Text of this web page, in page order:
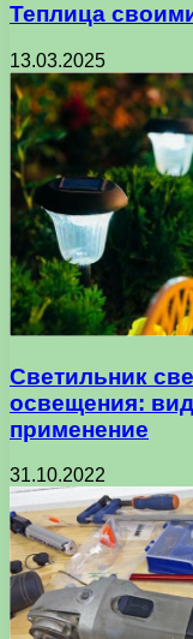
Теплица
13.03.2025
Светильник
освещения:
применение
31.10.2022